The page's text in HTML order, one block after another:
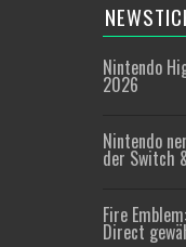
Nintendo
2026
Nintendo
der Switch
Fire
Direct